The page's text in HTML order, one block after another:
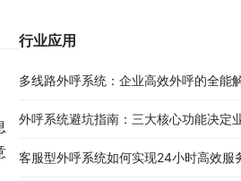
行业应用
多线路外呼系统：企业高效外呼的全能
外呼系统避坑指南：三大核心功能决定
客服型外呼系统如何实现24小时高效服